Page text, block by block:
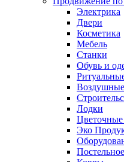
Электрика
Двери
Косметика
Мебель
Станки
Обувь и
Лодки
Эко